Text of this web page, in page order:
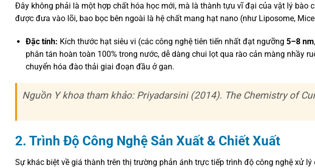
Đây không phải là một hợp chất hóa học mới, mà là thành tựu vĩ đại của vật lý bào
được đưa vào lõi, bao bọc bên ngoài là hệ chất mang hạt nano (như Liposome,
Đặc tính: Kích thước hạt siêu vi (các công nghệ tiên tiến nhất đạt ngưỡng 5–8 nm
phân tán hoàn toàn 100% trong nước, dễ dàng chui lọt qua rào cản màng nhầy
chuyển hóa đào thải giai đoạn đầu ở gan.
Nguồn Y khoa tham khảo: Priyadarsini (2014). The Chemistry of
2. Trình Độ Công Nghệ Sản Xuất & Chiết Xuất
Sự khác biệt về giá thành trên thị trường phản ánh trực tiếp trình độ công nghệ xử lý